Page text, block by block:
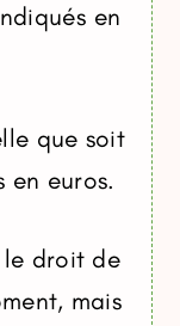
en
que soit
en euros.
le droit de
mais